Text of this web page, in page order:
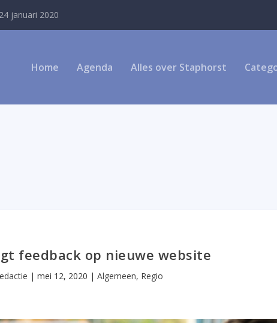
januari 2020
Home Agenda Alles over Staphorst
feedback op nieuwe website
|mei 12, 2020 |Algemeen, Regio